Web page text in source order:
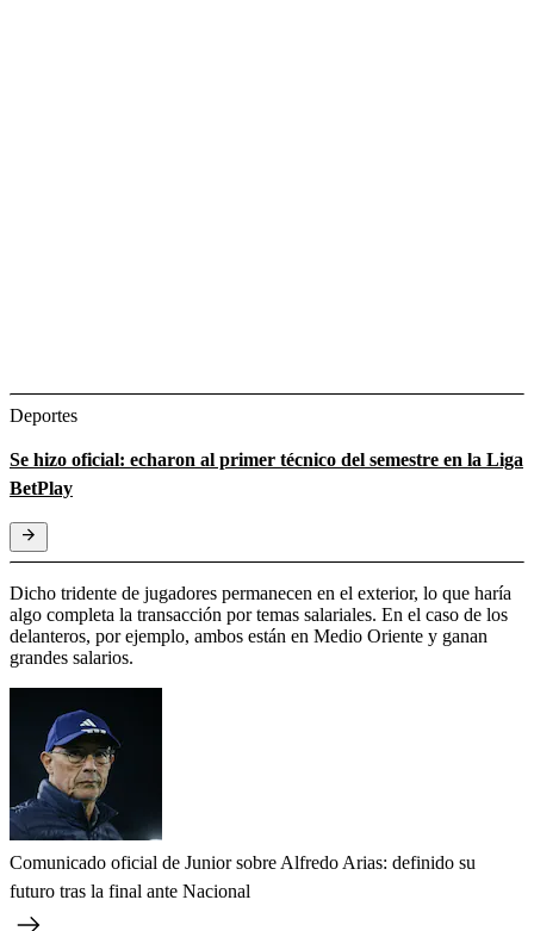
Deportes
Se hizo oficial: echaron al primer técnico del semestre en la Liga
BetPlay
Dicho tridente de jugadores permanecen en el exterior, lo que haría
algo completa la transacción por temas salariales. En el caso de los
delanteros, por ejemplo, ambos están en Medio Oriente y ganan
grandes salarios.
Comunicado oficial de Junior sobre Alfredo Arias: definido su
futuro tras la final ante Nacional